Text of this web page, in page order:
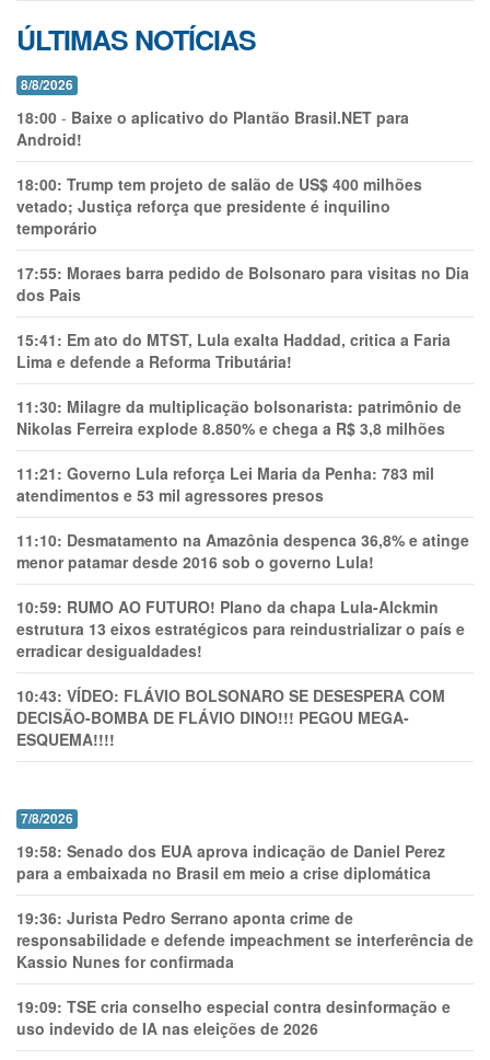
ÚLTIMAS NOTÍCIAS
8/8/2026
18:00 - Baixe o aplicativo do Plantão Brasil.NET para
Android!
18:00: Trump tem projeto de salão de US$ 400 milhões
vetado; Justiça reforça que presidente é inquilino
temporário
17:55: Moraes barra pedido de Bolsonaro para visitas no Dia
dos Pais
15:41: Em ato do MTST, Lula exalta Haddad, critica a Faria
Lima e defende a Reforma Tributária!
11:30: Milagre da multiplicação bolsonarista: patrimônio de
Nikolas Ferreira explode 8.850% e chega a R$ 3,8 milhões
11:21: Governo Lula reforça Lei Maria da Penha: 783 mil
atendimentos e 53 mil agressores presos
11:10: Desmatamento na Amazônia despenca 36,8% e atinge
menor patamar desde 2016 sob o governo Lula!
10:59: RUMO AO FUTURO! Plano da chapa Lula-Alckmin
estrutura 13 eixos estratégicos para reindustrializar o país e
erradicar desigualdades!
10:43: VÍDEO: FLÁVIO BOLSONARO SE DESESPERA COM
DECISÃO-BOMBA DE FLÁVIO DINO!!! PEGOU MEGA-
ESQUEMA!!!!
7/8/2026
19:58: Senado dos EUA aprova indicação de Daniel Perez
para a embaixada no Brasil em meio a crise diplomática
19:36: Jurista Pedro Serrano aponta crime de
responsabilidade e defende impeachment se interferência de
Kassio Nunes for confirmada
19:09: TSE cria conselho especial contra desinformação e
uso indevido de IA nas eleições de 2026